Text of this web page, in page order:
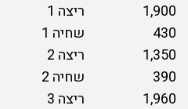
1,900
ריצה 1
430
שחיה 1
1,350
ריצה 2
390
שחיה 2
1,960
ריצה 3